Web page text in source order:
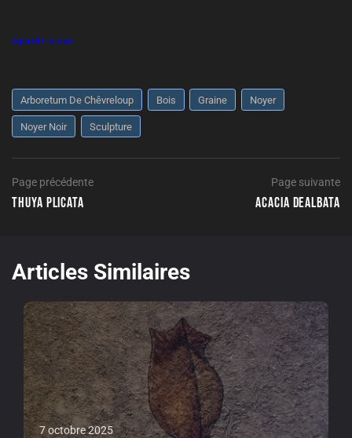
Agrandir le plan
Arboretum De Chêvreloup Bois Graine Noyer
Noyer Noir Sculpture
Navigation
de
Page précédentePage
Thuya plicata
Page suivante
Acacia dealbata
Articles Similaires
7 octobre 2025